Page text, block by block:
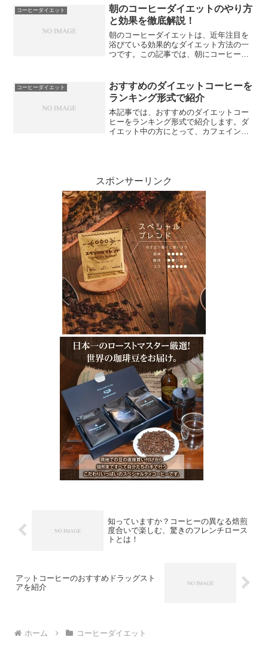
ような影響を与えるのか気になるところ
だ。また、コーヒーが睡眠...
コーヒーダイエット
朝のコーヒーダイエットのやり方
と効果を徹底解説！
朝のコーヒーダイエットは、近年注目を
浴びている効果的なダイエット方法の一
つです。この記事では、朝にコーヒーを
す。朝のコーヒーダイエットは、一日の
活動を始める前に摂取するこ...
コーヒーダイエット
おすすめのダイエットコーヒーを
ランキング形式で紹介
本記事では、おすすめのダイエットコー
ヒーをランキング形式で紹介します。ダ
イエット中の方にとって、カフェインや
スポンサーリンク
知っていますか？コーヒーの異なる焙煎
度合いで楽しむ、驚きのフレンチロース
トとは！
アットコーヒーのおすすめドラッグスト
アを紹介
ホーム コーヒーダイエット